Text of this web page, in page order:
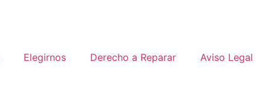
Elegirnos Derecho a Reparar Aviso Legal